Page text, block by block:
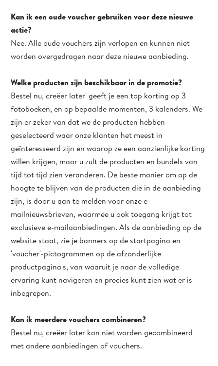
Kan ik een oude voucher gebruiken voor deze nieuwe
actie?
Nee. Alle oude vouchers zijn verlopen en kunnen niet
worden overgedragen naar deze nieuwe aanbieding.
Welke producten zijn beschikbaar in de promotie?
Bestel nu, creëer later' geeft je een top korting op 3
fotoboeken, en op bepaalde momenten, 3 kalenders. We
zijn er zeker van dat we de producten hebben
geselecteerd waar onze klanten het meest in
geïnteresseerd zijn en waarop ze een aanzienlijke korting
willen krijgen, maar u zult de producten en bundels van
tijd tot tijd zien veranderen. De beste manier om op de
hoogte te blijven van de producten die in de aanbieding
zijn, is door u aan te melden voor onze e-
mailnieuwsbrieven, waarmee u ook toegang krijgt tot
exclusieve e-mailaanbiedingen. Als de aanbieding op de
website staat, zie je banners op de startpagina en
'voucher'-pictogrammen op de afzonderlijke
productpagina's, van waaruit je naar de volledige
ervaring kunt navigeren en precies kunt zien wat er is
inbegrepen.
Kan ik meerdere vouchers combineren?
Bestel nu, creëer later kan niet worden gecombineerd
met andere aanbiedingen of vouchers.